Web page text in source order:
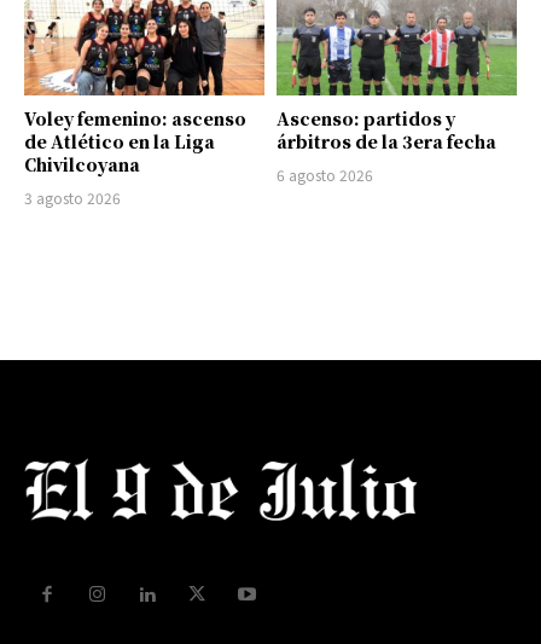
Voley femenino: ascenso
de Atlético en la Liga
Chivilcoyana
3 agosto 2026
Ascenso: partidos y
árbitros de la 3era fecha
6 agosto 2026